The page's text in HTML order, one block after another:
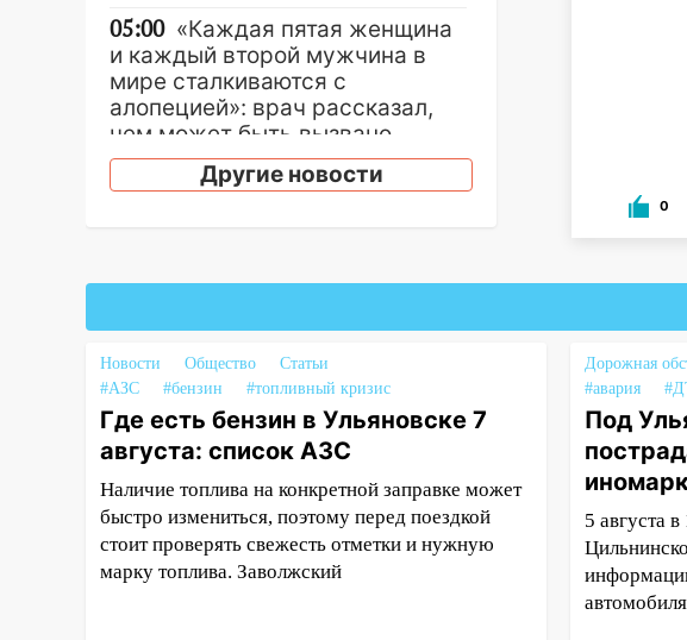
0
05:00 «Каждая пятая женщина
и каждый второй мужчина в
мире сталкиваются с
алопецией»: врач рассказал,
чем может быть вызвано
облысение и как с этим
справиться
творческой энергии и отличные
ошибки
06.08.2026
23:20
Прогноз погоды на 7
августа в Ульяновской области
20:04
Ульяновцев приглашают
на забег, посвящённый Дню
воздушного флота России
19:12 В Ульяновской области
Другие новости
Новости Общество
Статьи
#АЗС
#бензин #топливный кризис
Где есть бензин в Ульяновске 7
августа: список АЗС
Наличие топлива на конкретной заправке может
быстро измениться, поэтому перед поездкой
стоит проверять свежесть отметки и нужную
марку топлива. Заволжский
Дорожная
#авария
Под
5 августа